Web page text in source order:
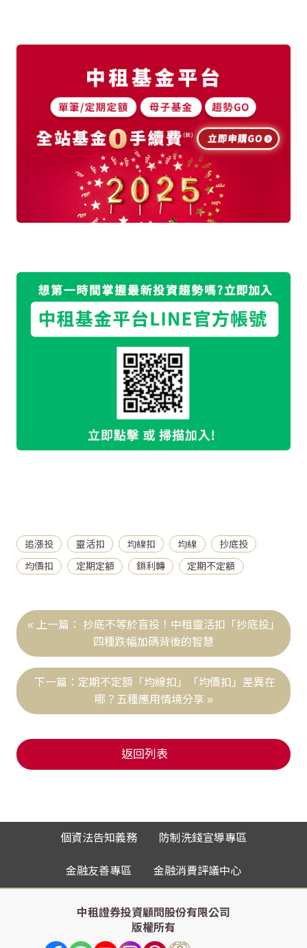
追漲投 靈活扣 均線扣 均線 抄底投
均價扣 定期定額 鎖利轉 定期不定額
抄底不等於盲投！中租靈活扣「抄底投」
四種跌幅加碼背後的智慧
定期不定額「均線扣」「均價扣」差異在
哪？五種應用情境分享
返回列表
個資法告知義務 防制洗錢宣導專區
金融友善專區 金融消費評議中心
中租證券投資顧問股份有限公司
版權所有